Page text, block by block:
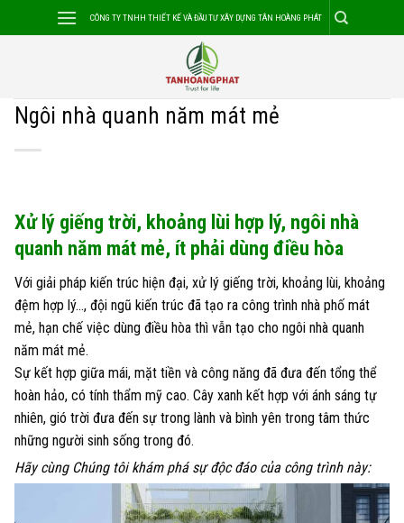
to
CÔNG TY TNHH THIẾT KẾ VÀ ĐẦU TƯ XÂY DỰNG TÂN HOÀNG PHÁT
Ngôi nhà quanh năm mát mẻ
Xử lý giếng trời, khoảng lùi hợp lý, ngôi nhà
quanh năm mát mẻ, ít phải dùng điều hòa
Với giải pháp kiến trúc hiện đại, xử lý giếng trời, khoảng lùi, khoảng
đệm hợp lý…, đội ngũ kiến trúc đã tạo ra công trình nhà phố mát
mẻ, hạn chế việc dùng điều hòa thì vẫn tạo cho ngôi nhà quanh
năm mát mẻ.
Sự kết hợp giữa mái, mặt tiền và công năng đã đưa đến tổng thể
hoàn hảo, có tính thẩm mỹ cao. Cây xanh kết hợp với ánh sáng tự
nhiên, gió trời đưa đến sự trong lành và bình yên trong tâm thức
những người sinh sống trong đó.
Hãy cùng Chúng tôi khám phá sự độc đáo của công trình này: